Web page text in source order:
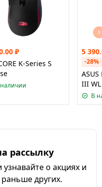
₽
K-Series S
5
-28%
III WL
В
рассылку
о акциях и
других.